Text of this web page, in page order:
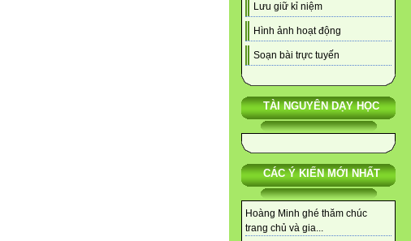
Lưu giữ kỉ niệm
Hình ảnh hoạt động
Soạn bài trực tuyến
TÀI NGUYÊN DẠY HỌC
CÁC Ý KIẾN MỚI NHẤT
Hoàng Minh ghé thăm chúc
trang chủ và gia...